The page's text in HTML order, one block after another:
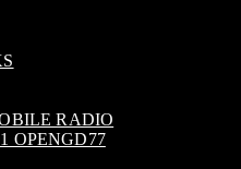
RADIO
OPENGD77